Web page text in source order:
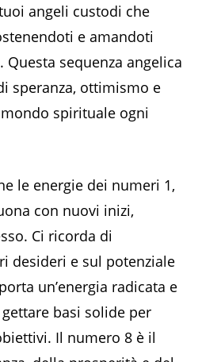
angeli custodi che
e amandoti
sequenza angelica
speranza, ottimismo e
spirituale ogni
le energie dei numeri 1,
con nuovi inizi,
Ci ricorda di
desideri e sul potenziale
un’energia radicata e
basi solide per
Il numero 8 è il